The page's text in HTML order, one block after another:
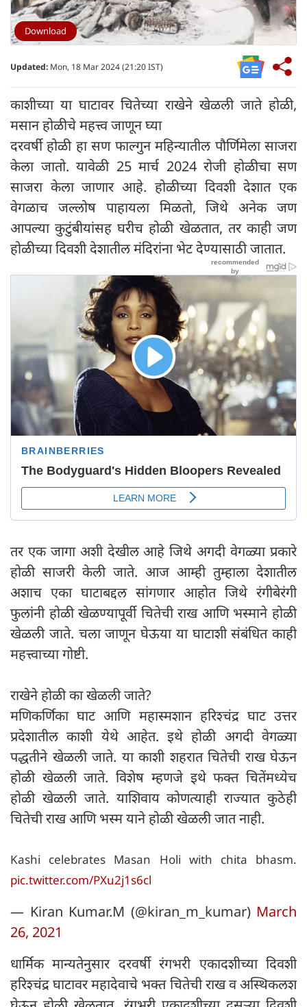
Download
Updated: Mon, 18 Mar 2024 (21:20 IST)
काशीच्या या घाटावर चितेच्या राखेने खेळली जाते होळी,
मसान होळीचे महत्त्व जाणून घ्या
दरवर्षी होळी हा सण फाल्गुन महिन्यातील पौर्णिमेला साजरा
केला जातो. यावेळी 25 मार्च 2024 रोजी होळीचा सण
साजरा केला जाणार आहे. होळीच्या दिवशी देशात एक
वेगळाच जल्लोष पाहायला मिळतो, जिथे अनेक जण
आपल्या कुटुंबीयांसह घरीच होळी खेळतात, तर काही जण
होळीच्या दिवशी देशातील मंदिरांना भेट देण्यासाठी जातात.
तर एक जागा अशी देखील आहे जिथे अगदी वेगळ्या प्रकारे
होळी साजरी केली जाते. आज आम्ही तुम्हाला देशातील
अशाच एका घाटाबद्दल सांगणार आहोत जिथे रंगीबेरंगी
फुलांनी होळी खेळण्यापूर्वी चितेची राख आणि भस्माने होळी
खेळली जाते. चला जाणून घेऊया या घाटाशी संबंधित काही
महत्त्वाच्या गोष्टी.
राखेने होळी का खेळली जाते?
मणिकर्णिका घाट आणि महास्मशान हरिश्चंद्र घाट उत्तर
प्रदेशातील काशी येथे आहेत. इथे होळी अगदी वेगळ्या
पद्धतीने खेळली जाते. या काशी शहरात चितेची राख घेऊन
होळी खेळली जाते. विशेष म्हणजे इथे फक्त चितेंमध्येच
होळी खेळली जाते. याशिवाय कोणत्याही राज्यात कुठेही
चितेची राख आणि भस्म याने होळी खेळली जात नाही.
Kashi celebrates Masan Holi with chita bhasm.
pic.twitter.com/PXu2j1s6cl
— Kiran Kumar.M (@kiran_m_kumar) March
26, 2021
धार्मिक मान्यतेनुसार दरवर्षी रंगभरी एकादशीच्या दिवशी
हरिश्चंद्र घाटावर महादेवाचे भक्त चितेची राख व अस्थिकलश